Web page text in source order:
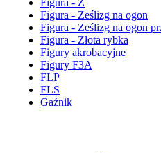
Figura - Ześlizg na ogon
Figura - Ześlizg na ogon
Figura - Złota rybka
Figury akrobacyjne
Figury F3A
FLP
FLS
Gaźnik